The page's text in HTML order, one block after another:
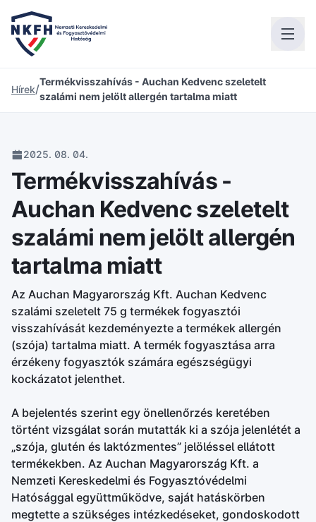
Hírek/
Termékvisszahívás - Auchan Kedvenc szeletelt
szalámi nem jelölt allergén tartalma miatt
2025. 08. 04.
Termékvisszahívás -
Auchan Kedvenc szeletelt
szalámi nem jelölt allergén
tartalma miatt
Az Auchan Magyarország Kft. Auchan Kedvenc
szalámi szeletelt 75 g termékek fogyasztói
visszahívását kezdeményezte a termékek allergén
(szója) tartalma miatt. A termék fogyasztása arra
érzékeny fogyasztók számára egészségügyi
kockázatot jelenthet.
A bejelentés szerint egy önellenőrzés keretében
történt vizsgálat során mutatták ki a szója jelenlétét a
„szója, glutén és laktózmentes” jelöléssel ellátott
termékekben. Az Auchan Magyarország Kft. a
Nemzeti Kereskedelmi és Fogyasztóvédelmi
Hatósággal együttműködve, saját hatáskörben
megtette a szükséges intézkedéseket, gondoskodott